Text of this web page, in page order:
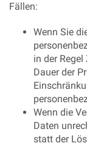
Fällen:
Wenn Sie
in der
Dauer der
Wenn die
Daten
statt der